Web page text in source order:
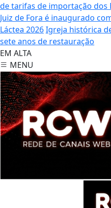
de tarifas de importação dos
Juiz de Fora é inaugurado
Láctea 2026Igreja histórica
sete anos de restauração
EM ALTA
MENU